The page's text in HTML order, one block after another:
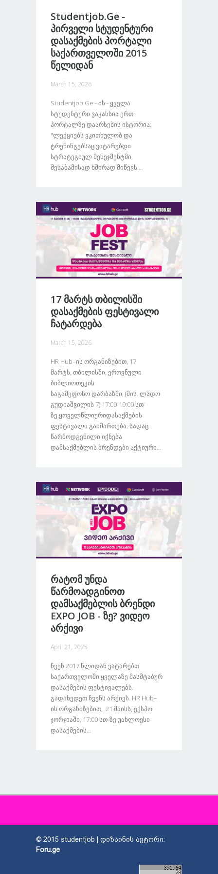
Studentjob.ge -
Პირველი Სტუდენტური
Დასაქმების Პორტალი
Საქართველოში 2015
Წელიდან
March 15, 2026
Studentjob.ge - Ის - Ყველა
Სტუდენტური Ვაკანსია Ერთ
Პორტალზე Დაარსების Ისტორია:
"ლექციებს Ვკითხულობ Და
Ტრენინგებსაც Ვატარებდი
Სტრატეგიულ Მენეჯმენტში,
Შესაბამისად Ხშირად Მიწევს...
17 Მარტს Თბილისში
Დასაქმების Ფესტივალი
Ჩატარდება
March 15, 2026
HR Hub–Ის Ორგანიზებით, 17
Მარტს, Თბილისში, Ეროვნული
Ბიბლიოთეკის
Საგამეფონო Დარბაზში, (მის. Ლადო
Გუდიაშვილის 7) 17:00-19:00 Სთ-
Ზე,ყოველწლიურიდასაქმების
Ფესტივალი Გაიმართება, Სადაც
Წარმოდგენილი Იქნება
Დამსაქმებლის Ბრენდები Აქტიური...
Რატომ Უნდა
Წარმოადგინოთ
Დამსაქმებლის Ბრენდი
EXPO JOB - Ზე? Ვიდეო
Არქივი
April 21, 2025
Ჩვენ 2017 Წლიდან Ვატარებთ
Საქართველოში Ყველაზე Მასშტაბურ
Დასაქმების Ფესტივალებს.
Გადახედეთ Ჩვენს Არქივს. HR Hub–
Ის Ორგანიზებით, 21 Მაისს, Ექსპო
Ჯორჯიაში, 17:00 Სთ-Ზე Უახლოესი
Დასაქმების...
© 2015 studentjob | დიზაინის ავტორი:
Foru.ge